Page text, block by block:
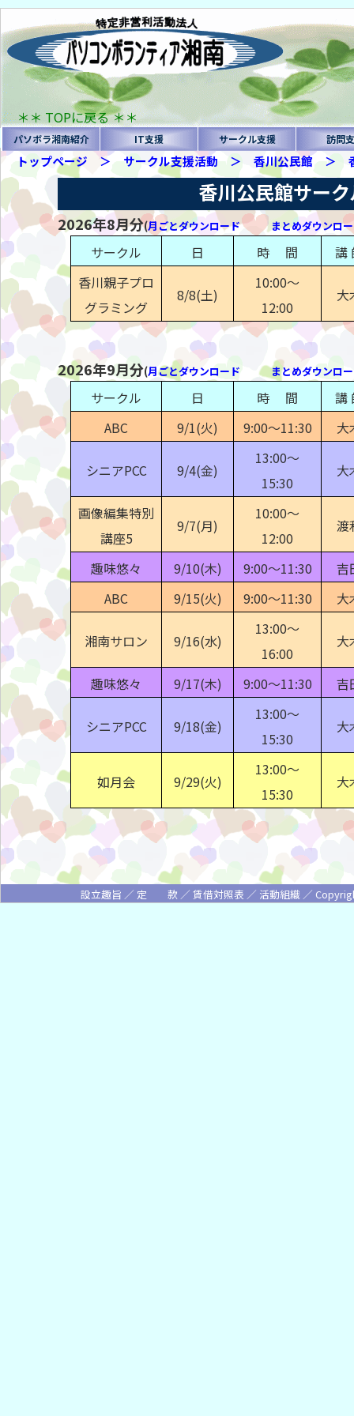
＊＊ TOPに戻る ＊＊
パソボラ湘南紹介 IT支援 サークル支援 訪問
トップページ ＞ サークル支援活動 ＞ 香川公民館 ＞
香川公民館
2026年8月分(月ごとダウンロード まとめダウンロ
サークル 日 時 間
講
香川親子プロ
グラミング
8/8(土)
10:00〜
12:00
大
2026年9月分(月ごとダウンロード まとめダウンロ
サークル 日 時 間
講
ABC
9/1(火) 9:00〜11:30 大
シニアPCC 9/4(金)
13:00〜
15:30
大
画像編集特別
講座5
9/7(月)
10:00〜
12:00
渡
趣味悠々 9/10(木) 9:00〜11:30
吉
ABC
9/15(火) 9:00〜11:30 大
湘南サロン 9/16(水)
13:00〜
16:00
大
趣味悠々 9/17(木) 9:00〜11:30 吉
シニアPCC 9/18(金)
13:00〜
15:30
大
如月会 9/29(火)
13:00〜
15:30
大
設立趣旨 ／ 定 款 ／ 賃借対照表 ／ 活動組織／